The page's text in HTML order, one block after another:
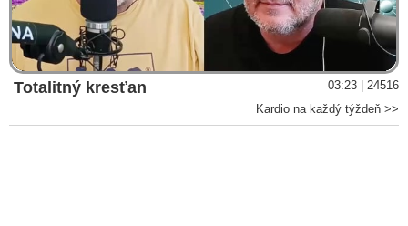
Video
Totalitný kresťan
03:23 | 24516
Kardio na každý týždeň >>